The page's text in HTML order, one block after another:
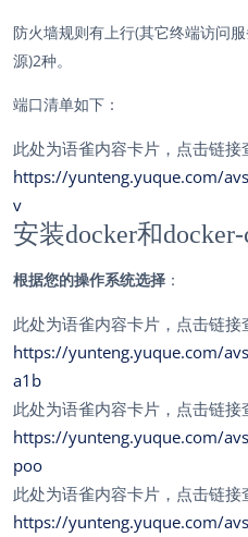
防火墙规则有上行(其它终端访问
源)2种。
端口清单如下：
此处为语雀内容卡片，点击链接
https://yunteng.yuque.com/
v
安装docker和docker-
根据您的操作系统选择 ：
此处为语雀内容卡片，点击链接
https://yunteng.yuque.com/
a1b
此处为语雀内容卡片，点击链接
https://yunteng.yuque.com/
poo
此处为语雀内容卡片，点击链接
https://yunteng.yuque.com/